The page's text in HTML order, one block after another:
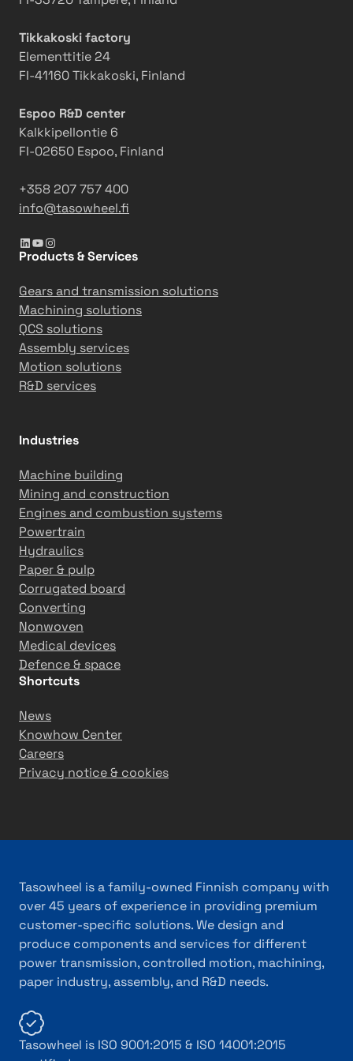
Tikkakoski factory
Elementtitie 24
FI-41160 Tikkakoski, Finland
Espoo R&D center
Kalkkipellontie 6
FI-02650 Espoo, Finland
+358 207 757 400
info@tasowheel.fi
LinkedIn YouTube Instagram
Products & Services
Gears and transmission solutions
Machining solutions
QCS solutions
Assembly services
Motion solutions
R&D services
Industries
Machine building
Mining and construction
Engines and combustion systems
Powertrain
Hydraulics
Paper & pulp
Corrugated board
Converting
Nonwoven
Medical devices
Defence & space
Shortcuts
News
Knowhow Center
Careers
Privacy notice & cookies
Tasowheel is a family-owned Finnish company with
over 45 years of experience in providing premium
customer-specific solutions. We design and
produce components and services for different
power transmission, controlled motion, machining,
paper industry, assembly, and R&D needs.
Tasowheel is ISO 9001:2015 & ISO 14001:2015